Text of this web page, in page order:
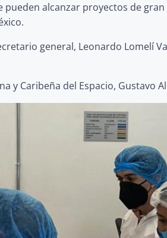
pueden alcanzar proyectos de
general, Leonardo Lomelí
y Caribeña del Espacio, Gustavo